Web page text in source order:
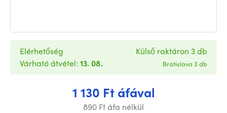
1 130 Ft áfával
890 Ft áfa nélkül
Elérhetőség
Várható átvétel: 13. 08.
Külső raktáron 3 db
Bratislava 3 db